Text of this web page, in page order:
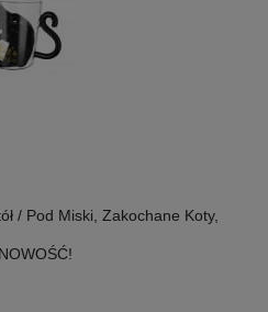
/ Pod Miski, Zakochane Koty,